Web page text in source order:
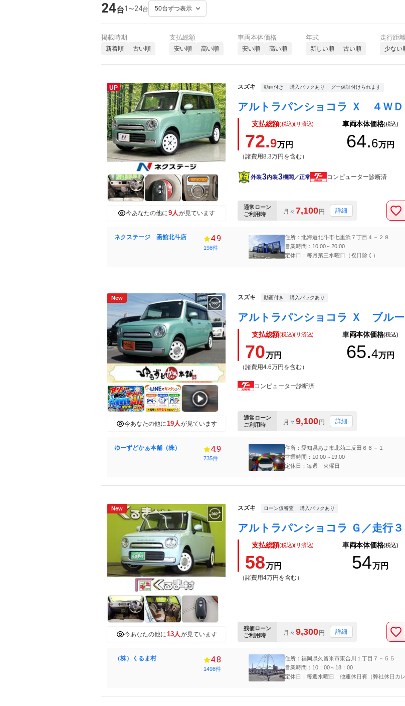
24台1 〜24台
掲載時期
新着順 古い順
支払総額
安い順 高い順
車両本体価格
安い順 高い順
年式
新しい順 古い順
走行距
少ない
UP
今あなたの他に9人が見ています
スズキ 動画付き 購入パックあり グー保証付けられます
支払総額(税込)(リ済込)
72.9万円
（諸費用8.3万円を含む）
車両本体価格(税込)
64.6万円
外装3内装3機関／正常 コンピューター診断済
通常ローン
ご利用時
月々 7,100円 詳細
ネクステージ 函館北斗店 4.9
198件
住所：北海道北斗市七重浜７丁目４－２８
営業時間：10:00～20:00
定休日：毎月第三水曜日（祝日除く）
New
今あなたの他に19人が見ています
スズキ 動画付き 購入パックあり
支払総額(税込)(リ済込)
70万円
（諸費用4.6万円を含む）
車両本体価格(税込)
65.4万円
コンピューター診断済
通常ローン
ご利用時
月々 9,100円 詳細
ゆーずどかぁ本舗（株） 4.9
735件
住所：愛知県あま市北苅二反田６６－１
営業時間：10:00～19:00
定休日：毎週 火曜日
New
今あなたの他に13人が見ています
スズキ ローン仮審査 購入パックあり
支払総額(税込)(リ済込)
58万円
（諸費用4万円を含む）
車両本体価格(税込)
54万円
残価ローン
ご利用時
月々 9,300円 詳細
（株）くるま村 4.8
1498件
住所：福岡県久留米市東合川１丁目７－５５
営業時間：10：00～18：00
定休日：毎週水曜日 他連休日有（弊社休日カ